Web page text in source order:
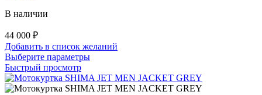
В наличии
44 000 ₽
Добавить в список желаний
Выберите параметрыЭтот
имеет
несколько
Быстрый просмотр